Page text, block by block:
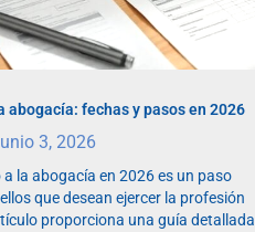
abogacía: fechas y pasos en 2026
3, 2026
a la abogacía en 2026 es un paso
que desean ejercer la profesión
proporciona una guía detallada